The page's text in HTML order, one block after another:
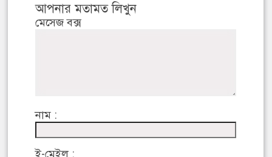
আপনার মতামত লিখুন
মেসেজ বক্স
নাম :
ই-মেইল :